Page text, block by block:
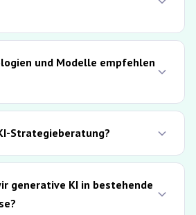
und Modelle empfehlen
Strategieberatung?
generative KI in bestehende